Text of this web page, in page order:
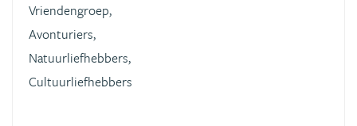
Vriendengroep,
Avonturiers,
Natuurliefhebbers,
Cultuurliefhebbers